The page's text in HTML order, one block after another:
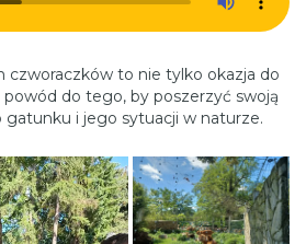
czworaczków to nie tylko okazja do
do tego, by poszerzyć swoją
i jego sytuacji w naturze.